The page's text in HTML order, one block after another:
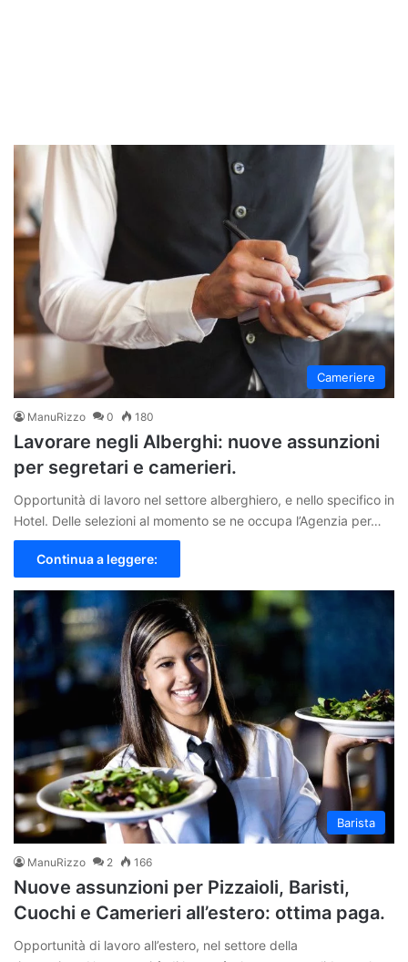
Cameriere
ManuRizzo 0 180
Lavorare negli Alberghi: nuove assunzioni
per segretari e camerieri.
Opportunità di lavoro nel settore alberghiero, e nello specifico in
Hotel. Delle selezioni al momento se ne occupa l’Agenzia per…
Continua a leggere:
Barista
ManuRizzo 2 166
Nuove assunzioni per Pizzaioli, Baristi,
Cuochi e Camerieri all’estero: ottima paga.
Opportunità di lavoro all’estero, nel settore della